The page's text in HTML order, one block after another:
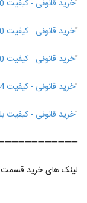
"خرید قانونی - کیفیت 480 - قیمت 5000 تومان
"خرید قانونی - کیفیت 720 - قیمت 5000 تومان
"خرید قانونی - کیفیت 1080 - قیمت 5000 تومان
"خرید قانونی - کیفیت 4 کی - قیمت 6000 تومان
"خرید قانونی - کیفیت بلوری
لینک های خرید قسمت 12 هیولا قرار گرفت